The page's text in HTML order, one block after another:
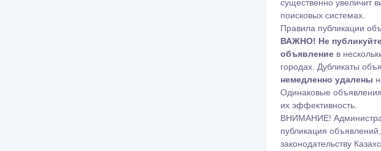
существенно увеличит
поисковых системах.
Правила публикации
ВАЖНО! Не
объявление в
городах. Дубликаты
немедленно удалены
Одинаковые
их эффективность.
ВНИМАНИЕ!
публикация
законодательству